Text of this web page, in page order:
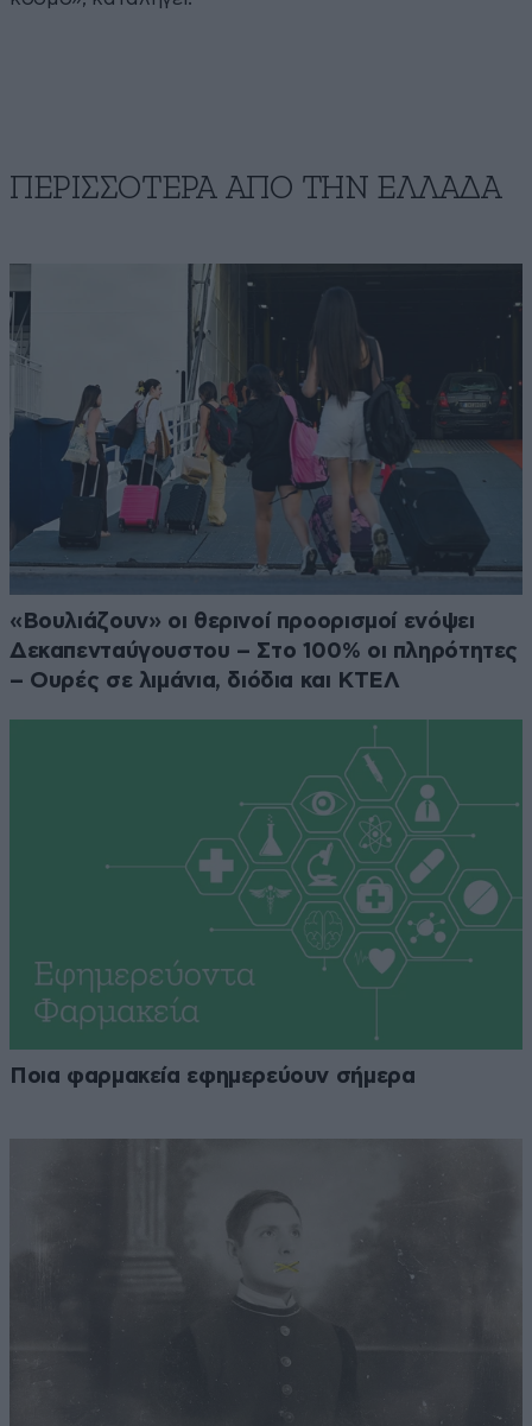
ΠΕΡΙΣΣΟΤΕΡΑ ΑΠΟ ΤΗΝ ΕΛΛΑΔΑ
«Βουλιάζουν» οι θερινοί προορισμοί ενόψει
Δεκαπενταύγουστου – Στο 100% οι πληρότητες
– Ουρές σε λιμάνια, διόδια και ΚΤΕΛ
Ποια φαρμακεία εφημερεύουν σήμερα